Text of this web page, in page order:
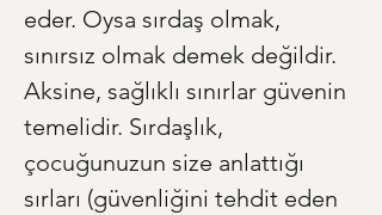
eder. Oysa sırdaş olmak,
sınırsız olmak demek değildir.
Aksine, sağlıklı sınırlar güvenin
temelidir. Sırdaşlık,
çocuğunuzun size anlattığı
sırları (güvenliğini tehdit eden